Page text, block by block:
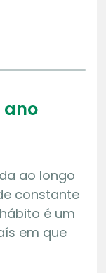
ano
ao longo
constante
é um
em que